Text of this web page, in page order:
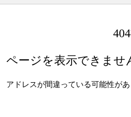
ページを表示できませ
アドレスが間違っている可能性が